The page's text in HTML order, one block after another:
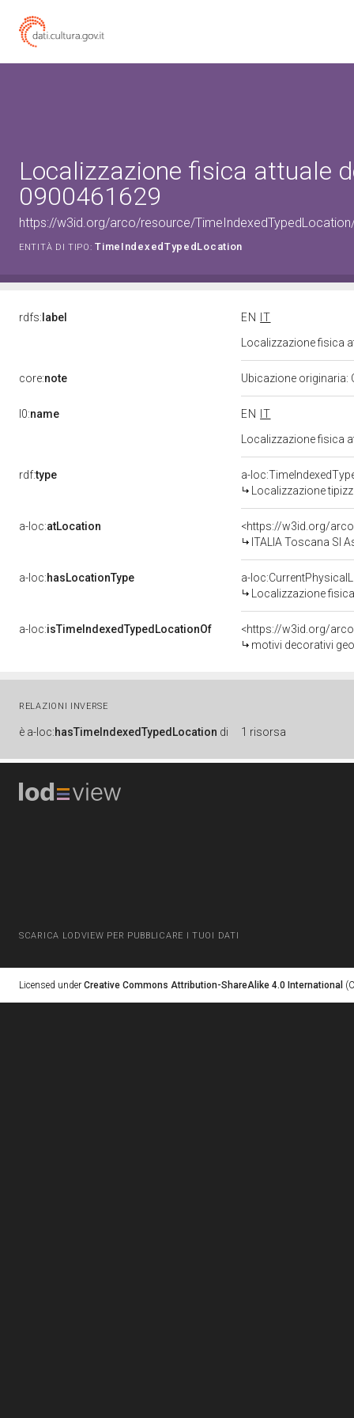
Localizzazione fisica attuale
0900461629
https://w3id.org/arco/resource/
ENTITÀ DI TIPO: TimeIndexedTypedLocation
rdfs: label EN
IT
Localizzazione fisica
core:note Ubicazione originaria:
l0:name EN
IT
Localizzazione fisica
rdf:type
a-
Localizzazione
a-loc:atLocation
<https://w3id.org/
ITALIA Toscana SI
a-loc:hasLocationType
a-
Localizzazione
a-loc:isTimeIndexedTypedLocationOf
<https://w3id.org/
motivi decorativi
RELAZIONI INVERSE
è a-loc:hasTimeIndexedTypedLocation di 1 risorsa
SCARICA LODVIEW PER PUBBLICARE I TUOI DATI
Licensed under Creative Commons Attribution-ShareAlike 4.0 International